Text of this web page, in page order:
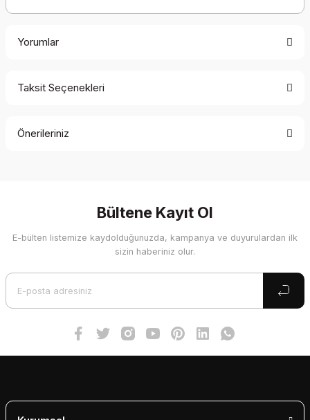
Yorumlar
Taksit Seçenekleri
Önerileriniz
Görüş ve önerileriniz için teşekkür ederiz.
Ürün resmi kalitesiz, bozuk veya görüntülenemiyor.
Bültene Kayıt Ol
E-bülten listemize kaydolduğunuzda, kampanya ve duyurulardan ilk
sizin haberiniz olur.